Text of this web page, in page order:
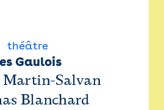
théâtre
Gaulois
Salvan
Blanchard